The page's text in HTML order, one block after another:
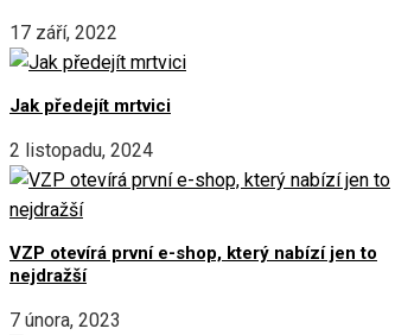
17 září, 2022
Jak předejít mrtvici
2 listopadu, 2024
VZP otevírá první e-shop, který nabízí jen to
nejdražší
7 února, 2023